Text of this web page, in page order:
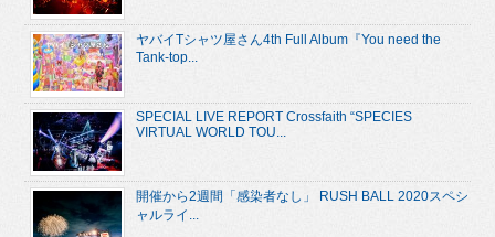
ヤバイTシャツ屋さん4th Full Album『You need the
Tank-top...
SPECIAL LIVE REPORT Crossfaith “SPECIES
VIRTUAL WORLD TOU...
開催から2週間「感染者なし」 RUSH BALL 2020スペシ
ャルライ...